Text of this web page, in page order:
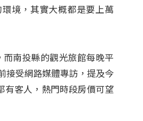
境，其實大概都是要上萬
南投縣的觀光旅館每晚平
接受網路媒體專訪，提及今
有客人，熱門時段房價可望